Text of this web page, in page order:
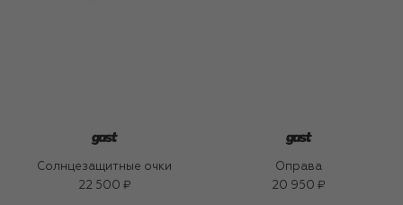
Солнцезащитные очки
22 500 ₽
Оправа
20 950 ₽